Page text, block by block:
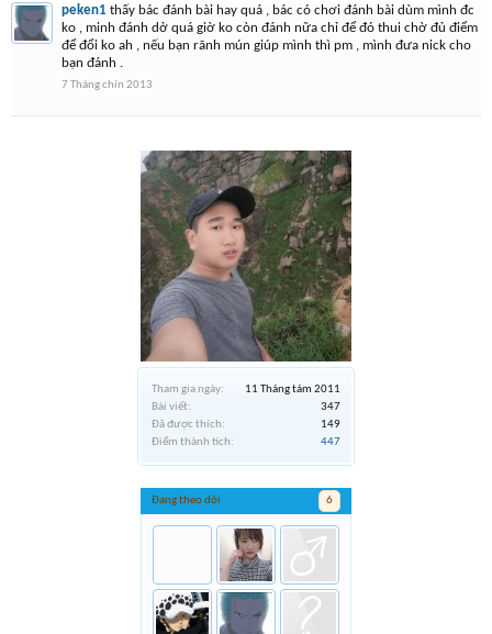
Tham gia ngày:
11 Tháng tám 2011
Bài viết:
347
Đã được thích:
149
Điểm thành tích:
447
Đang theo dõi 6
peken1 thấy bác đánh bài hay quá , bác có chơi đánh bài dùm mình đc
ko , minh đánh dở quá giờ ko còn đánh nữa chỉ để đó thui chờ đủ điểm
để đổi ko ah , nếu bạn rãnh mún giúp mình thì pm , mình đưa nick cho
bạn đánh .
7 Tháng chín 2013